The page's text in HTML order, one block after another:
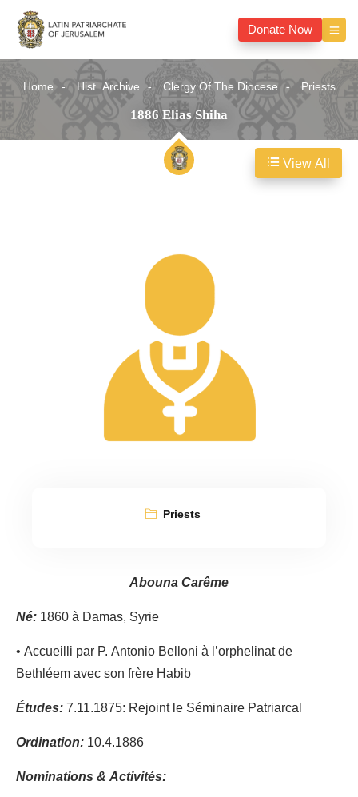
Donate Now
Home Hist. Archive Clergy Of The Diocese Priests
1886 Elias Shiha
Priests
Abouna Carême
Né:1860 à Damas, Syrie
• Accueilli par P. Antonio Belloni à l’orphelinat de
Bethléem avec son frère Habib
Études:7.11.1875: Rejoint le Séminaire Patriarcal
Ordination:10.4.1886
Nominations & Activités:
View All